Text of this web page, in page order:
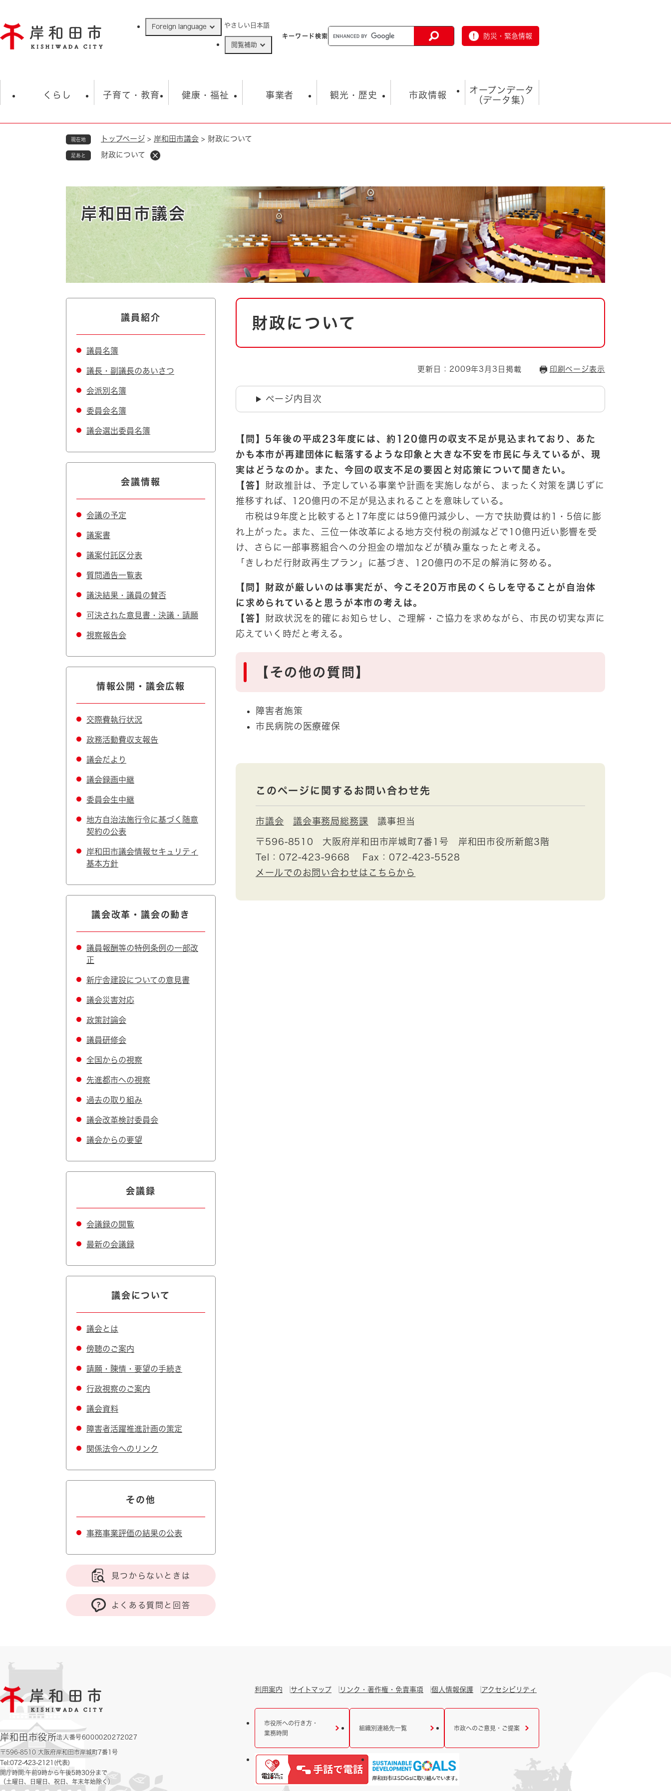
ジ
の
Foreign language やさしい日本語
閲覧補助
キーワード検索 防災・緊急情報
くらし
住民票・戸籍
ごみ・衛生・動物 救急・消防
防災・防犯 上水道・下水道
自然・環境・公園 住宅
引っ越し おくやみ
男女共同参画
地域コミュニティ・ボラン
国際交流
子育て・教育
学校 子育て
健康・福祉
福祉・健康・生活
事業者
環境 福祉・介護
とじる
観光・歴史
観光
とじる
市政情報
市の概要
市政 職員採用情報
市役所・施設の案内
オープンデータ
（データ集）
現在地 トップページ > 岸和田市議会 > 財政について
足あと 財政について
岸和田市議会
本
財政について
更新日：2009年3月3日掲載 印刷ページ表示
ページ内目次
【問】5年後の平成23年度には、約120億円の収支不足が見込まれており、あた
かも本市が再建団体に転落するような印象と大きな不安を市民に与えているが、現
実はどうなのか。また、今回の収支不足の要因と対応策について聞きたい。
【答】 財政推計は、予定している事業や計画を実施しながら、まったく対策を講じずに
推移すれば、120億円の不足が見込まれることを意味している。
市税は9年度と比較すると17年度には59億円減少し、一方で扶助費は約1・5倍に膨
れ上がった。また、三位一体改革による地方交付税の削減などで10億円近い影響を受
け、さらに一部事務組合への分担金の増加などが積み重なったと考える。
「きしわだ行財政再生プラン」に基づき、120億円の不足の解消に努める。
【問】財政が厳しいのは事実だが、今こそ20万市民のくらしを守ることが自治体
に求められていると思うが本市の考えは。
【答】 財政状況を的確にお知らせし、ご理解・ご協力を求めながら、市民の切実な声に
応えていく時だと考える。
【その他の質問】
障害者施策
市民病院の医療確保
このページに関するお問い合わせ先
市議会 議会事務局総務課 議事担当
〒596-8510
大阪府岸和田市岸城町7番1号 岸和田市役所新館3階
Tel：072-423-9668
Fax：072-423-5528
メールでのお問い合わせはこちらから
議員紹介
議員名簿
議長・副議長のあいさつ
会派別名簿
委員会名簿
議会選出委員名簿
会議情報
会議の予定
議案書
議案付託区分表
質問通告一覧表
議決結果・議員の賛否
可決された意見書・決議・請願
視察報告会
情報公開・議会広報
交際費執行状況
政務活動費収支報告
議会だより
議会録画中継
委員会生中継
地方自治法施行令に基づく随意
契約の公表
岸和田市議会情報セキュリティ
基本方針
議会改革・議会の動き
議員報酬等の特例条例の一部改
正
新庁舎建設についての意見書
議会災害対応
政策討論会
議員研修会
全国からの視察
先進都市への視察
過去の取り組み
議会改革検討委員会
議会からの要望
会議録
会議録の閲覧
最新の会議録
議会について
議会とは
傍聴のご案内
請願・陳情・要望の手続き
行政視察のご案内
議会資料
障害者活躍推進計画の策定
関係法令へのリンク
その他
事務事業評価の結果の公表
見つからないときは
よくある質問と回答
岸和田市役所法人番号6000020272027
〒596-8510 大阪府岸和田市岸城町7番1号
Tel:072-423-2121(代表)
開庁時間:午前9時から午後5時30分まで
（土曜日、日曜日、祝日、年末年始除く）
利用案内 サイトマップ リンク・著作権・免責事項 個人情報保護 アクセシビリティ
市役所への行き方・
業務時間
組織別連絡先一覧 市政へのご意見・ご提案